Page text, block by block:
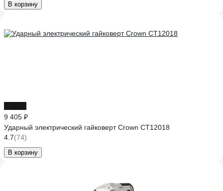
В корзину
9 405 ₽
Ударный электрический гайковерт Crown CT12018
4.7(74)
В корзину